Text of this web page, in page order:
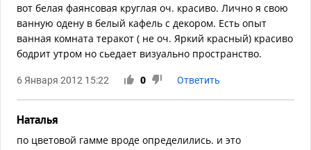
вот белая фаянсовая круглая оч. красиво. Лично я свою
ванную одену в белый кафель с декором. Есть опыт
ванная комната теракот ( не оч. Яркий красный) красиво
бодрит утром но сьедает визуально пространство.
6 Января 2012 15:22 0 Ответить
Наталья
по цветовой гамме вроде определились. и это